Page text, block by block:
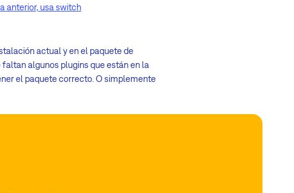
anterior, usa switch
actual y en el paquete de
algunos plugins que están en la
el paquete correcto. O simplemente